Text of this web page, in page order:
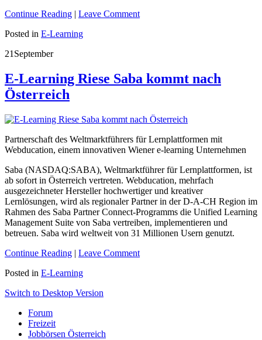
Continue Reading | Leave Comment
Posted in E-Learning
21 September
E-Learning Riese Saba kommt nach
Österreich
Partnerschaft des Weltmarktführers für Lernplattformen mit
Webducation, einem innovativen Wiener e-learning Unternehmen
Saba (NASDAQ:SABA), Weltmarktführer für Lernplattformen, ist
ab sofort in Österreich vertreten. Webducation, mehrfach
ausgezeichneter Hersteller hochwertiger und kreativer
Lernlösungen, wird als regionaler Partner in der D-A-CH Region im
Rahmen des Saba Partner Connect-Programms die Unified Learning
Management Suite von Saba vertreiben, implementieren und
betreuen. Saba wird weltweit von 31 Millionen Usern genutzt.
Continue Reading | Leave Comment
Posted in E-Learning
Switch to Desktop Version
Forum
Freizeit
Jobbörsen Österreich